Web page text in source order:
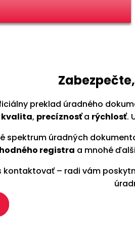
preklad úradného
kvalita, precíznosťa rýchlosť.
spektrum úradných
registra a mnohé
kontaktovať – radi vám